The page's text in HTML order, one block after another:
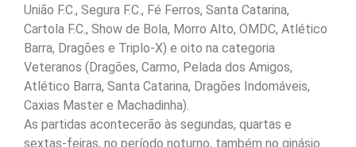
União F.C., Segura F.C., Fé Ferros, Santa Catarina,
Cartola F.C., Show de Bola, Morro Alto, OMDC, Atlético
Barra, Dragões e Triplo-X) e oito na categoria
Veteranos (Dragões, Carmo, Pelada dos Amigos,
Atlético Barra, Santa Catarina, Dragões Indomáveis,
Caxias Master e Machadinha).
As partidas acontecerão às segundas, quartas e
sextas-feiras, no período noturno, também no ginásio